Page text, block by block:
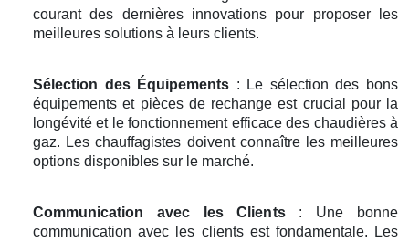
courant des dernières innovations pour proposer les
meilleures solutions à leurs clients.
Sélection des Équipements : Le sélection des bons
équipements et pièces de rechange est crucial pour la
longévité et le fonctionnement efficace des chaudières à
gaz. Les chauffagistes doivent connaître les meilleures
options disponibles sur le marché.
Communication avec les Clients: Une bonne
communication avec les clients est fondamentale. Les